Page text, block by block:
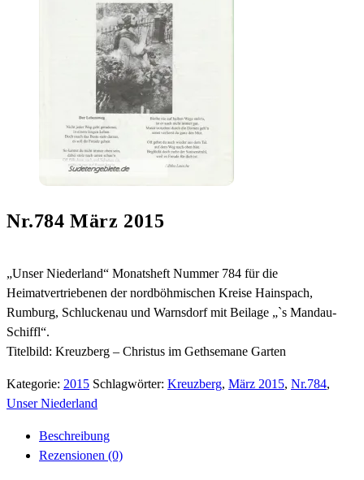
Nr.784 März 2015
„Unser Niederland“ Monatsheft Nummer 784 für die
Heimatvertriebenen der nordböhmischen Kreise Hainspach,
Rumburg, Schluckenau und Warnsdorf mit Beilage „`s Mandau-
Schiffl“.
Titelbild: Kreuzberg – Christus im Gethsemane Garten
Kategorie: 2015 Schlagwörter: Kreuzberg, März 2015, Nr.784,
Unser Niederland
Beschreibung
Rezensionen (0)